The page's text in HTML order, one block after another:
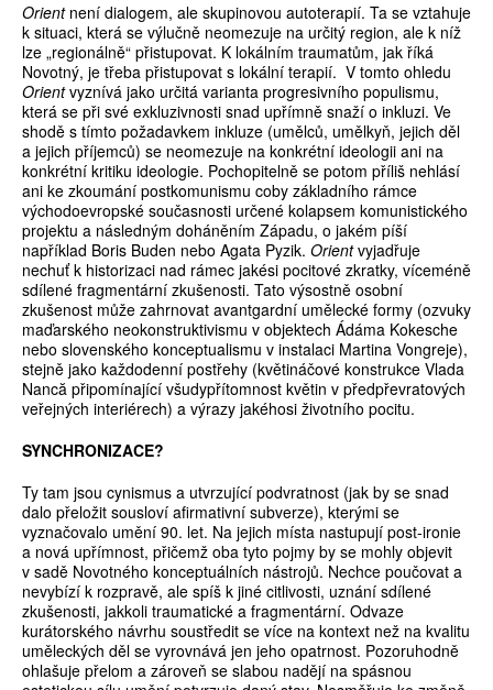
Orient není dialogem, ale skupinovou autoterapií. Ta se vztahuje
k situaci, která se výlučně neomezuje na určitý region, ale k níž
lze „regionálně“ přistupovat. K lokálním traumatům, jak říká
Novotný, je třeba přistupovat s lokální terapií. V tomto ohledu
Orientvyznívá jako určitá varianta progresivního populismu,
která se při své exkluzivnosti snad upřímně snaží o inkluzi. Ve
shodě s tímto požadavkem inkluze (umělců, umělkyň, jejich děl
a jejich příjemců) se neomezuje na konkrétní ideologii ani na
konkrétní kritiku ideologie. Pochopitelně se potom příliš nehlásí
ani ke zkoumání postkomunismu coby základního rámce
východoevropské současnosti určené kolapsem komunistického
projektu a následným doháněním Západu, o jakém píší
například Boris Buden nebo Agata Pyzik. Orientvyjadřuje
nechuť k historizaci nad rámec jakési pocitové zkratky, víceméně
sdílené fragmentární zkušenosti. Tato výsostně osobní
zkušenost může zahrnovat avantgardní umělecké formy (ozvuky
maďarského neokonstruktivismu v objektech Ádáma Kokesche
nebo slovenského konceptualismu v instalaci Martina Vongreje),
stejně jako každodenní postřehy (květináčové konstrukce Vlada
Nancă připomínající všudypřítomnost květin v předpřevratových
veřejných interiérech) a výrazy jakéhosi životního pocitu.
SYNCHRONIZACE?
Ty tam jsou cynismus a utvrzující podvratnost (jak by se snad
dalo přeložit sousloví afirmativní subverze), kterými se
vyznačovalo umění 90. let. Na jejich místa nastupují post-ironie
a nová upřímnost, přičemž oba tyto pojmy by se mohly objevit
v sadě Novotného konceptuálních nástrojů. Nechce poučovat a
nevybízí k rozpravě, ale spíš k jiné citlivosti, uznání sdílené
zkušenosti, jakkoli traumatické a fragmentární. Odvaze
kurátorského návrhu soustředit se více na kontext než na kvalitu
uměleckých děl se vyrovnává jen jeho opatrnost. Pozoruhodně
ohlašuje přelom a zároveň se slabou nadějí na spásnou